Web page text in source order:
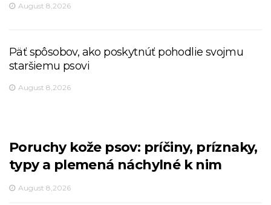
August 8,2026
Päť spôsobov, ako poskytnúť pohodlie svojmu
staršiemu psovi
August 8,2026
Poruchy kože psov: príčiny, príznaky,
typy a plemená náchylné k nim
August 8,2026